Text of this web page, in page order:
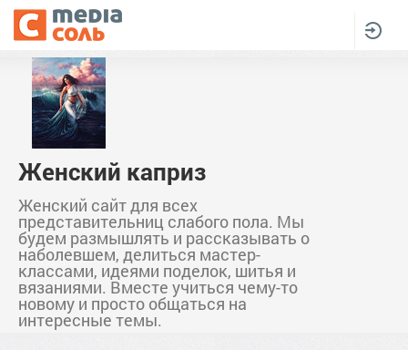
Женский каприз
Женский сайт для всех
представительниц слабого пола. Мы
будем размышлять и рассказывать о
наболевшем, делиться мастер-
классами, идеями поделок, шитья и
вязаниями. Вместе учиться чему-то
новому и просто общаться на
интересные темы.